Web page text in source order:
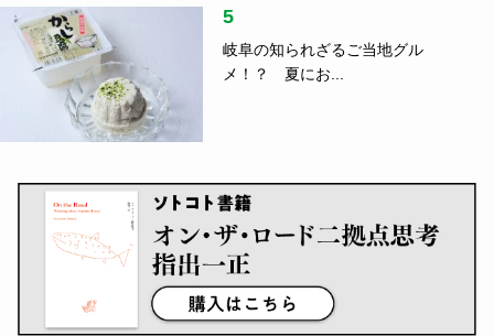
5
岐阜の知られざるご当地グル
メ！？ 夏にお...